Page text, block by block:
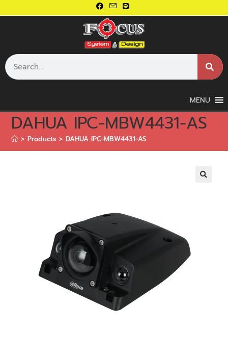
MENU
DAHUA IPC-MBW4431-AS
> Products > DAHUA IPC-MBW4431-AS